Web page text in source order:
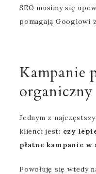
SEO musimy się
pomagają Googlowi
Kampanie
Jednym z
klienci jest: czy
płatne kampanie w
Powołuję się wtedy